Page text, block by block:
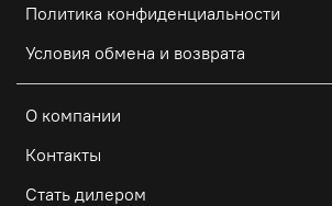
Политика конфиденциальности
Условия обмена и возврата
О компании
Контакты
Стать дилером